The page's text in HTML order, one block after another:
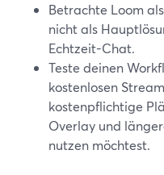
Betrachte Loom
nicht als
Echtzeit-Chat.
Teste deinen
kostenlosen
kostenpflichtige
Overlay und
nutzen möchtest.